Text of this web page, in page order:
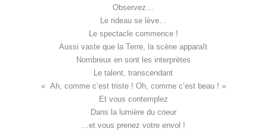
Observez…
Le rideau se lève…
Le spectacle commence !
Aussi vaste que la Terre, la scène apparaît
Nombreux en sont les interprètes
Le talent, transcendant
« Ah, comme c’est triste ! Oh, comme c’est beau ! »
Et vous contemplez
Dans la lumière du coeur
…et vous prenez votre envol !